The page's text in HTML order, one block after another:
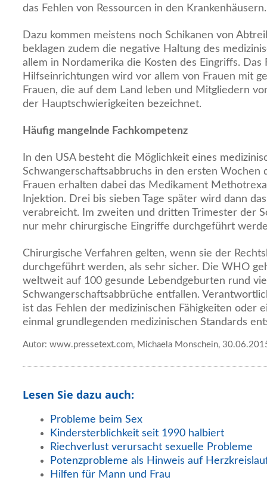
das Fehlen von Ressourcen in den Krankenhäusern.
Dazu kommen meistens noch Schikanen von
beklagen zudem die negative Haltung des
allem in Nordamerika die Kosten des Eingriffs. Das
Hilfseinrichtungen wird vor allem von Frauen mit
Frauen, die auf dem Land leben und Mitgliedern
der Hauptschwierigkeiten bezeichnet.
Häufig mangelnde Fachkompetenz
In den USA besteht die Möglichkeit eines
Schwangerschaftsabbruchs in den ersten Wochen
Frauen erhalten dabei das Medikament
Injektion. Drei bis sieben Tage später wird dann
verabreicht. Im zweiten und dritten Trimester der
nur mehr chirurgische Eingriffe durchgeführt
Chirurgische Verfahren gelten, wenn sie der
durchgeführt werden, als sehr sicher. Die WHO
weltweit auf 100 gesunde Lebendgeburten rund
Schwangerschaftsabbrüche entfallen.
ist das Fehlen der medizinischen Fähigkeiten oder
einmal grundlegenden medizinischen Standards
Autor: www.pressetext.com, Michaela Monschein,
Lesen Sie dazu auch:
Probleme beim Sex
Kindersterblichkeit seit 1990 halbiert
Riechverlust verursacht sexuelle Probleme
Potenzprobleme als Hinweis auf
Hilfen für Mann und Frau